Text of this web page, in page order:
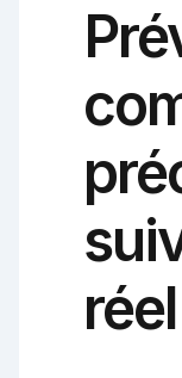
réel